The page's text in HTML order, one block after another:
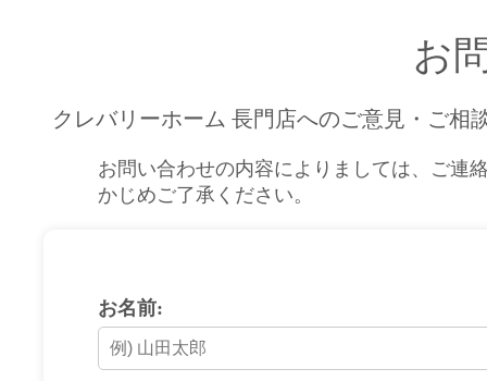
お
クレバリーホーム 長門店へのご意見・ご相
お問い合わせの内容によりましては、ご連
かじめご了承ください。
お名前: